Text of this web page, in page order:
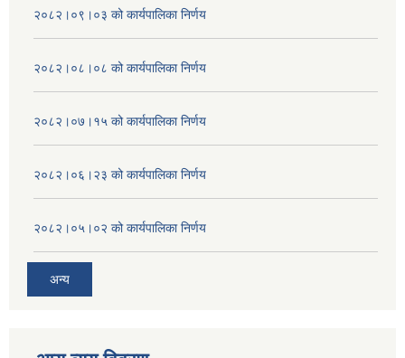
२०८२।०९।०३ को कार्यपालिका निर्णय
२०८२।०८।०८ को कार्यपालिका निर्णय
२०८२।०७।१५ को कार्यपालिका निर्णय
२०८२।०६।२३ को कार्यपालिका निर्णय
२०८२।०५।०२ को कार्यपालिका निर्णय
अन्य